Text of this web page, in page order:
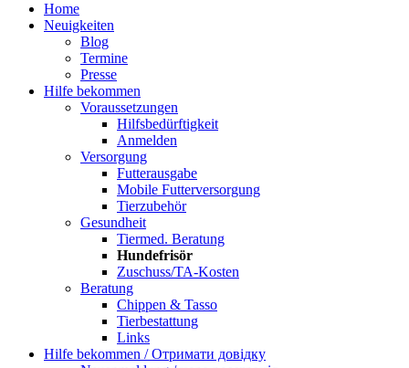
Home
Neuigkeiten
Blog
Termine
Presse
Hilfe bekommen
Voraussetzungen
Hilfsbedürftigkeit
Anmelden
Versorgung
Futterausgabe
Mobile Futterversorgung
Tierzubehör
Gesundheit
Tiermed. Beratung
Hundefrisör
Zuschuss/TA-Kosten
Beratung
Chippen & Tasso
Tierbestattung
Links
Hilfe bekommen / Отримати довідку